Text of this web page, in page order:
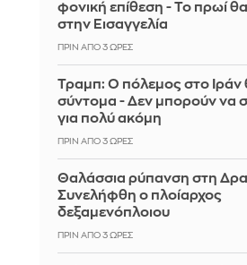
φονική επίθεση - Το πρωί
στην Εισαγγελία
ΠΡΙΝ ΑΠΌ 3 ΏΡΕΣ
Τραμπ: Ο πόλεμος στο Ιράν
σύντομα - Δεν μπορούν να
για πολύ ακόμη
ΠΡΙΝ ΑΠΌ 3 ΏΡΕΣ
Θαλάσσια ρύπανση στη
Συνελήφθη ο πλοίαρχος
δεξαμενόπλοιου
ΠΡΙΝ ΑΠΌ 3 ΏΡΕΣ